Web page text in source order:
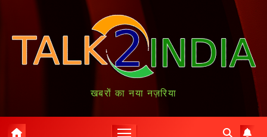
खबरों का नया नज़रिया